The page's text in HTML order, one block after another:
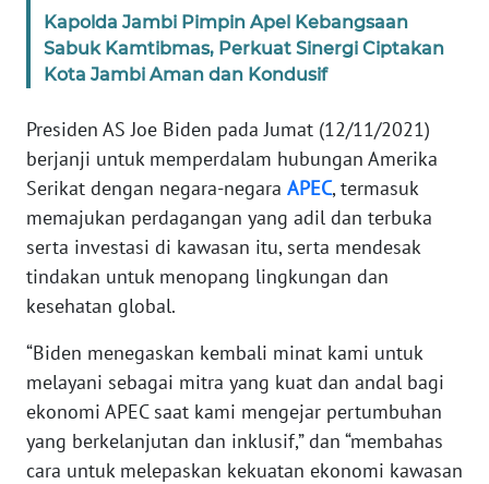
Kapolda Jambi Pimpin Apel Kebangsaan
Sabuk Kamtibmas, Perkuat Sinergi Ciptakan
Kota Jambi Aman dan Kondusif
Presiden AS Joe Biden pada Jumat (12/11/2021)
berjanji untuk memperdalam hubungan Amerika
Serikat dengan negara-negara APEC, termasuk
memajukan perdagangan yang adil dan terbuka
serta investasi di kawasan itu, serta mendesak
tindakan untuk menopang lingkungan dan
kesehatan global.
“Biden menegaskan kembali minat kami untuk
melayani sebagai mitra yang kuat dan andal bagi
ekonomi APEC saat kami mengejar pertumbuhan
yang berkelanjutan dan inklusif,” dan “membahas
cara untuk melepaskan kekuatan ekonomi kawasan
Wahana
Regional
WN
SUMUT
WN
JAKARTA
WN
JABAR
WN
BANTEN
WN
NTT